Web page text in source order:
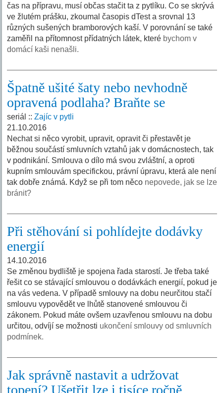
čas na přípravu, musí občas stačit ta z pytlíku. Co se skrývá
ve žlutém prášku, zkoumal časopis dTest a srovnal 13
různých sušených bramborových kaší. V porovnání se také
zaměřil na přítomnost přídatných látek, které bychom v
domácí kaši nenašli.
Špatně ušité šaty nebo nevhodně
opravená podlaha? Braňte se
seriál ::Zajíc v pytli
21.10.2016
Nechat si něco vyrobit, upravit, opravit či přestavět je
běžnou součástí smluvních vztahů jak v domácnostech, tak
v podnikání. Smlouva o dílo má svou zvláštní, a oproti
kupním smlouvám specifickou, právní úpravu, která ale není
tak dobře známá. Když se při tom něco nepovede, jak se lze
bránit?
Při stěhování si pohlídejte dodávky
energií
14.10.2016
Se změnou bydliště je spojena řada starostí. Je třeba také
řešit co se stávající smlouvou o dodávkách energií, pokud je
na vás vedena. V případě smlouvy na dobu neurčitou stačí
smlouvu vypovědět ve lhůtě stanovené smlouvou či
zákonem. Pokud máte ovšem uzavřenou smlouvu na dobu
určitou, odvíjí se možnosti ukončení smlouvy od smluvních
podmínek.
Jak správně nastavit a udržovat
topení? Ušetřit lze i tisíce ročně